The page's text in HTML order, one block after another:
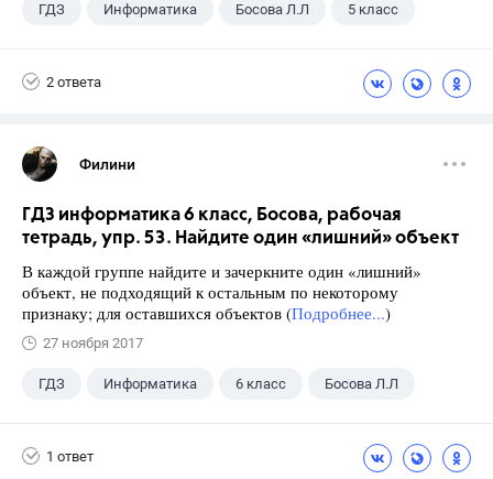
ГДЗ Информатика Босова Л.Л 5 класс
2 ответа
Филини
ГДЗ информатика 6 класс, Босова, рабочая
тетрадь, упр. 53. Найдите один «лишний» объект
В каждой группе найдите и зачеркните один «лишний»
объект, не подходящий к остальным по некоторому
признаку; для оставшихся объектов (Подробнее...)
27 ноября 2017
ГДЗ Информатика 6 класс Босова Л.Л
1 ответ